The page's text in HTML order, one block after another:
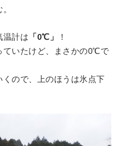
温計は 「0℃」
！
ていたけど、まさかの0℃で
ので、上のほうは氷点下